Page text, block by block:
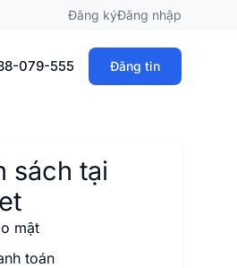
Đăng kýĐăng nhập
079-555 Đăng tin
sách tại
mật
toán